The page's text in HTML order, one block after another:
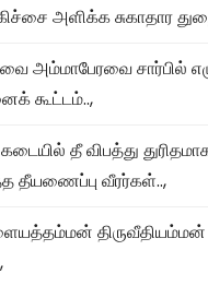
அளிக்க சுகாதார
அம்மாபேரவை சார்பில்
கூட்டம்..,
கடையில் தீ விபத்து
வீரர்கள்..,